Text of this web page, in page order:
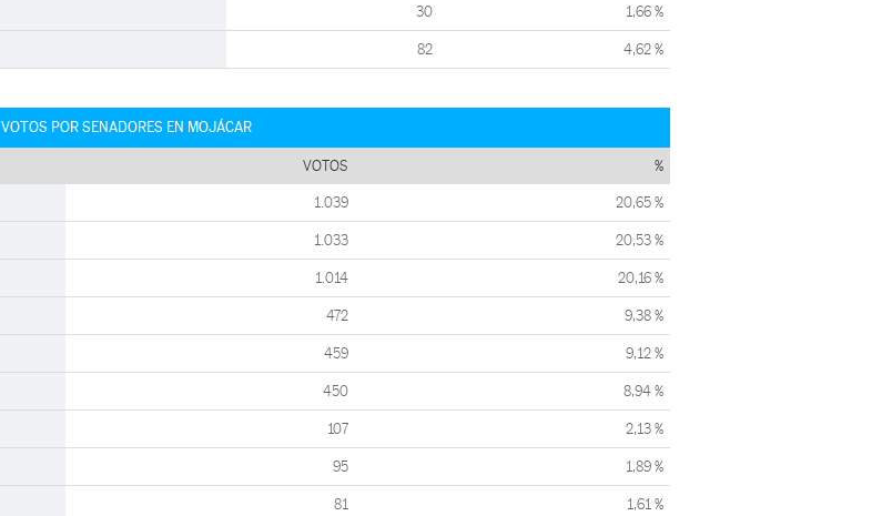
30 1,66 %
82 4,62 %
VOTOS POR SENADORES EN MOJÁCAR
VOTOS %
1.039 20,65 %
1.033 20,53 %
1.014 20,16 %
472 9,38 %
459 9,12 %
450 8,94 %
107 2,13 %
95 1,89 %
81 1,61 %